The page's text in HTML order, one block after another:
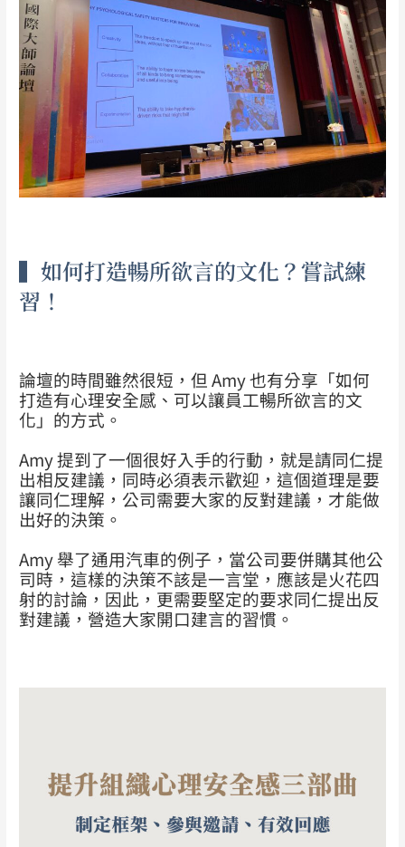
▍如何打造暢所欲言的文化？嘗試練
習！
論壇的時間雖然很短，但 Amy 也有分享「如何
打造有心理安全感、可以讓員工暢所欲言的文
化」的方式。
Amy 提到了一個很好入手的行動，就是請同仁提
出相反建議，同時必須表示歡迎，這個道理是要
讓同仁理解，公司需要大家的反對建議，才能做
出好的決策。
Amy 舉了通用汽車的例子，當公司要併購其他公
司時，這樣的決策不該是一言堂，應該是火花四
射的討論，因此，更需要堅定的要求同仁提出反
對建議，營造大家開口建言的習慣。